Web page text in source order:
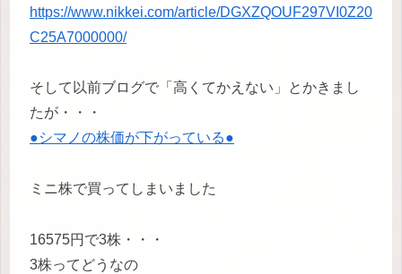
https://www.nikkei.com/article/DGXZQOUF297VI0Z20
C25A7000000/
そして以前ブログで「高くてかえない」とかきまし
たが・・・
●シマノの株価が下がっている●
ミニ株で買ってしまいました
16575円で3株・・・
3株ってどうなの